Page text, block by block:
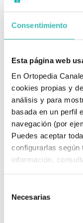
Consentimiento
Esta página web
En Ortopedia
cookies propias y
análisis y para
basada en un perfil
navegación (por
Puedes aceptar
configurarlas según
información,
Necesarias
hombros, un
con problemas
✅ Diseño
Forma Simétrica
que la prótesis
adecuada para una
cirugía.
Copa Plana a
plana o media